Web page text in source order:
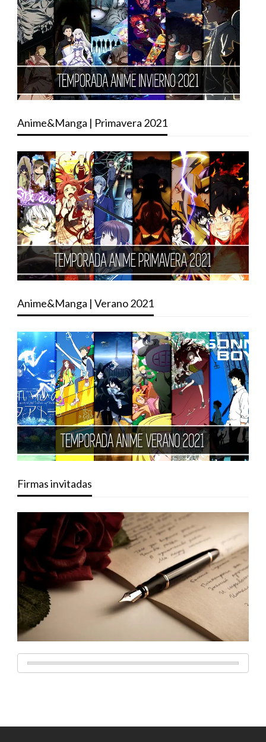
Anime&Manga | Primavera 2021
Anime&Manga | Verano 2021
Firmas invitadas